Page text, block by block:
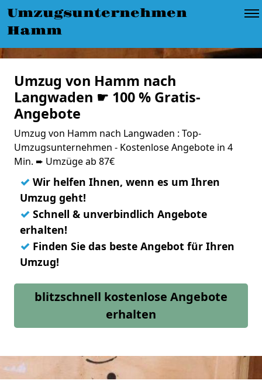
Umzugsunternehmen
Hamm
Umzug von Hamm nach
Langwaden ☛ 100 % Gratis-
Angebote
Umzug von Hamm nach Langwaden : Top-
Umzugsunternehmen - Kostenlose Angebote in 4
Min. ➨ Umzüge ab 87€
✓ Wir helfen Ihnen, wenn es um Ihren
Umzug geht!
✓ Schnell & unverbindlich Angebote
erhalten!
✓ Finden Sie das beste Angebot für Ihren
Umzug!
blitzschnell kostenlose Angebote
erhalten